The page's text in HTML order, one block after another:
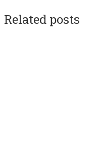
Related posts